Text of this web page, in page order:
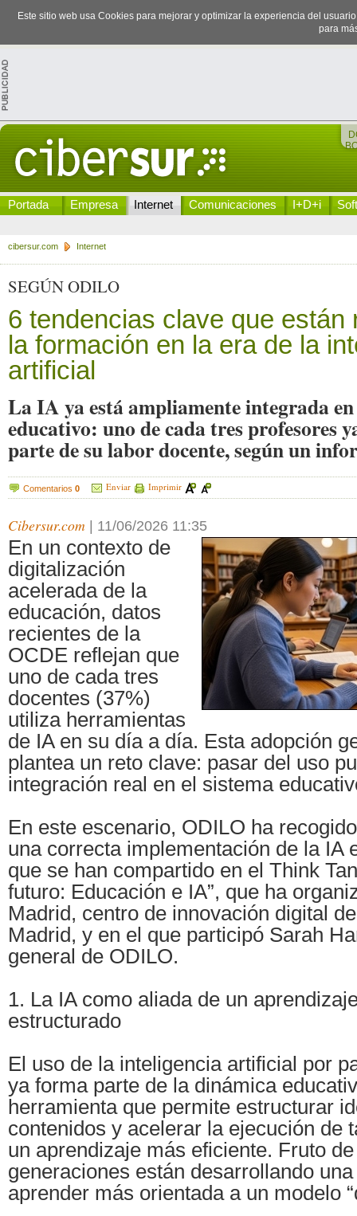
Este sitio web usa Cookies para mejorar y optimizar la experiencia del
para
Portada Empresa Internet Comunicaciones I+D+i
cibersur.com Internet
SEGÚN ODILO
6 tendencias clave que están
la formación en la era de la
artificial
La IA ya está ampliamente integrada
educativo: uno de cada tres profesores
parte de su labor docente, según un
Comentarios 0 Enviar Imprimir
Cibersur.com 11/06/2026 11:35
En un contexto de
digitalización
acelerada de la
educación, datos
recientes de la
OCDE reflejan que
uno de cada tres
docentes (37%)
utiliza herramientas
de IA en su día a día. Esta adopción
plantea un reto clave: pasar del uso
integración real en el sistema
En este escenario, ODILO ha
una correcta implementación de la IA
que se han compartido en el Think
futuro: Educación e IA”, que ha
Madrid, centro de innovación digital
Madrid, y en el que participó Sarah
general de ODILO.
1. La IA como aliada de un
estructurado
El uso de la inteligencia artificial por
ya forma parte de la dinámica
herramienta que permite estructurar
contenidos y acelerar la ejecución de
un aprendizaje más eficiente. Fruto
generaciones están desarrollando
aprender más orientada a un modelo